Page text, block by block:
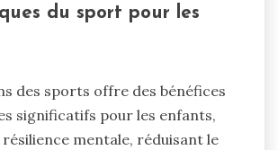
du sport pour les
des sports offre des bénéfices
significatifs pour les enfants,
mentale, réduisant le